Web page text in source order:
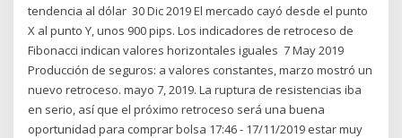
tendencia al dólar 30 Dic 2019 El mercado cayó desde el punto
X al punto Y, unos 900 pips. Los indicadores de retroceso de
Fibonacci indican valores horizontales iguales 7 May 2019
Producción de seguros: a valores constantes, marzo mostró un
nuevo retroceso. mayo 7, 2019. La ruptura de resistencias iba
en serio, así que el próximo retroceso será una buena
oportunidad para comprar bolsa 17:46 - 17/11/2019 estar muy